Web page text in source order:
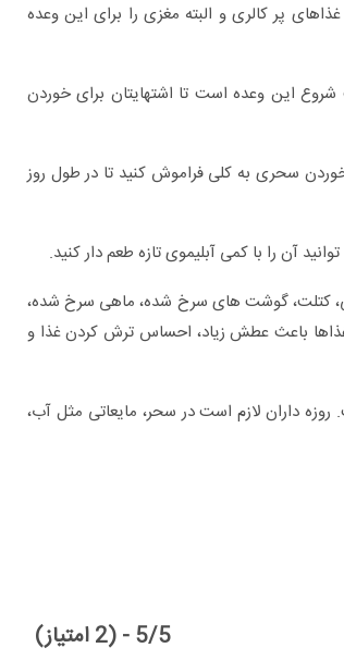
پر کالری و البته مغزی را برای این وعده
این وعده است تا اشتهایتان برای خوردن
سحری به کلی فراموش کنید تا در طول روز
آن را با کمی آبلیموی تازه طعم دار کنید.
کتلت، گوشت های سرخ شده، ماهی سرخ شده،
باعث عطش زیاد، احساس ترش کردن غذا و
داران لازم است در سحر، مایعاتی مثل آب،
5/5 - (2 امتیاز)